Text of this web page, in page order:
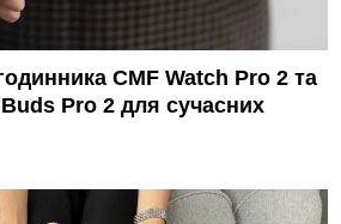
CMF Watch Pro 2 та
Pro 2 для сучасних